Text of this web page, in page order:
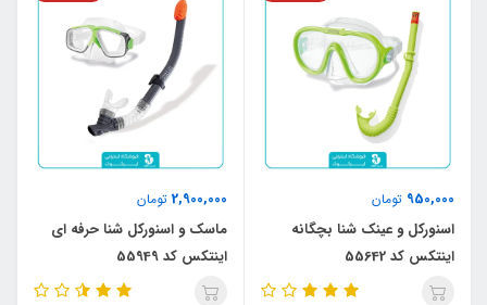
950,000 تومان
اسنورکل و عینک شنا بچگانه
اینتکس کد 55642
2,900,000 تومان
ماسک و اسنورکل شنا حرفه ای
اینتکس کد 55949